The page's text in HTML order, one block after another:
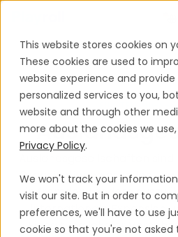
This website stores cookies on
These cookies are used to
website experience and
personalized services to you,
website and through other
more about the cookies we
Privacy Policy.
We won't track your
visit our site. But in order to
preferences, we'll have to use
cookie so that you're not asked
EINSTELLUNGS-
Auslandsgesellschaften
Organisationen gründen,
in fremden Ländern
internationale Expansion
Einhaltung lokaler